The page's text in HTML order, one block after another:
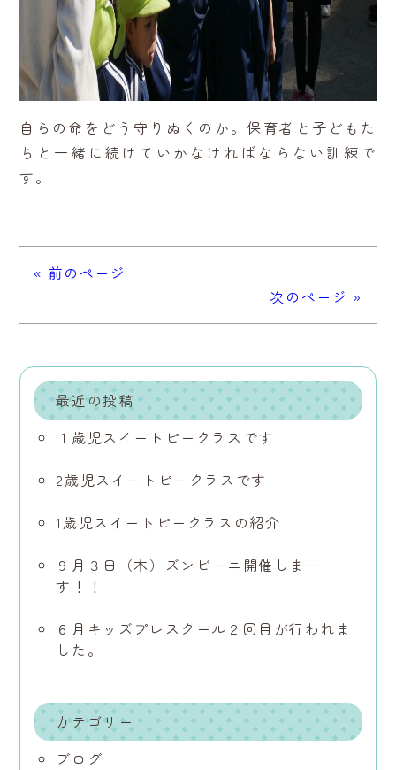
最近の投稿
１歳児スイートピークラスです
2歳児スイートピークラスです
1歳児スイートピークラスの紹介
９月３日（木）ズンビーニ開催しまー
す！！
６月キッズプレスクール２回目が行われま
した。
カテゴリー
ブログ
自らの命をどう守りぬくのか。保育者と子どもた
ちと一緒に続けていかなければならない訓練で
す。
« 前のページ
次のページ »